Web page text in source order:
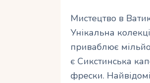
Мистецтво в
Унікальна
приваблює
є Сикстинська
фрески.